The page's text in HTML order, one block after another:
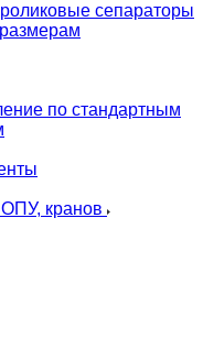
сепараторы
по стандартным
кранов